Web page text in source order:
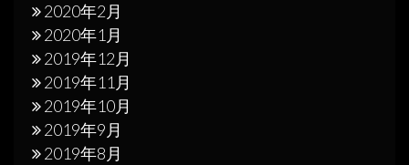
2020年2月
2020年1月
2019年12月
2019年11月
2019年10月
2019年9月
2019年8月